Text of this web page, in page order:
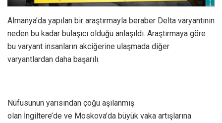
Almanya’da yapılan bir araştırmayla beraber Delta varyantının
neden bu kadar bulaşıcı olduğu anlaşıldı. Araştırmaya göre
bu varyant insanların akciğerine ulaşmada diğer
varyantlardan daha başarılı.
Nüfusunun yarısından çoğu aşılanmış
olan İngiltere’de ve Moskova’da büyük vaka artışlarına